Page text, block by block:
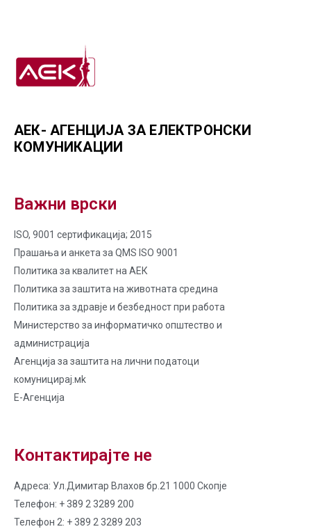
АЕК- АГЕНЦИЈА ЗА ЕЛЕКТРОНСКИ
КОМУНИКАЦИИ
Важни врски
ISO, 9001 сертификација; 2015
Прашања и анкета за QMS ISO 9001
Политика за квалитет на AЕК
Политика за заштита на животната средина
Политика за здравје и безбедност при работа
Министерство за информатичко општество и
администрација
Агенција за заштита на лични податоци
комуницирај.мk
Е-Агенција
Контактирајте не
Адреса: Ул.Димитар Влахов бр.21 1000 Скопје
Телефон: + 389 2 3289 200
Телефон 2: + 389 2 3289 203